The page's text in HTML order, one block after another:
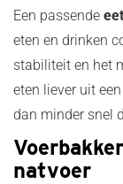
Een passende
eten en drinken
stabiliteit en het
eten liever uit
dan minder snel
natvoer